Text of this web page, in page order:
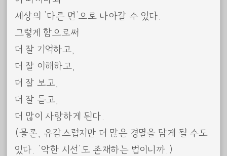
세상의 ‘다른 면’으로 나아갈 수 있다.
그렇게 함으로써
더 잘 기억하고,
더 잘 이해하고,
더 잘 보고,
더 잘 듣고,
더 많이 사랑하게 된다.
(물론, 유감스럽지만 더 많은 경멸을 담게 될 수도
있다. ‘악한 시선’도 존재하는 법이니까.)